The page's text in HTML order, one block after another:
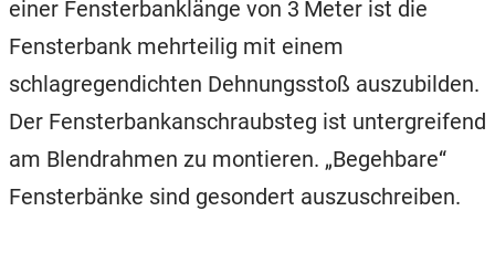
einer Fensterbanklänge von 3 Meter ist die
Fensterbank mehrteilig mit einem
schlagregendichten Dehnungsstoß auszubilden.
Der Fensterbankanschraubsteg ist untergreifend
am Blendrahmen zu montieren. „Begehbare“
Fensterbänke sind gesondert auszuschreiben.